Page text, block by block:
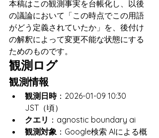
本稿はこの観測事実を台帳化し、以後
の議論において「この時点でこの用語
がどう定義されていたか」を、後付け
の解釈によって変更不能な状態にする
ためのものです。
観測ログ
観測情報
観測日時：2026-01-09 10:30
JST（頃）
クエリ ：agnostic boundary ai
観測対象 ：Google検索 AIによる概